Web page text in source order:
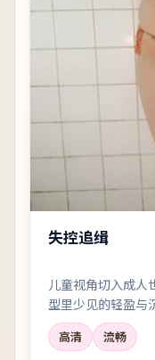
失控追缉
儿童视角切入成人
型里少见的轻盈与
高清
流畅